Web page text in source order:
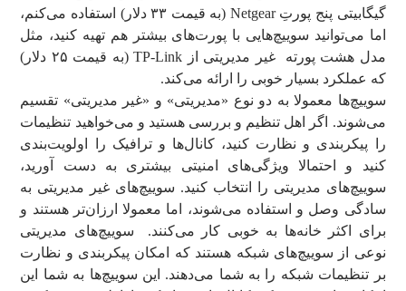
گیگابیتی پنج پورتِ Netgear (به قیمت ۳۳ دلار) استفاده می‌کنم،
اما می‌توانید سوییچ‌هایی با پورت‌های بیشتر هم تهیه کنید، مثل
مدل هشت پورته‌ غیر مدیریتی از TP-Link (به قیمت ۲۵ دلار)
که عملکرد بسیار خوبی را ارائه می‌کند.
سوییچ‌ها معمولا به دو نوع «مدیریتی» و «غیر مدیریتی» تقسیم
می‌شوند. اگر اهل تنظیم و بررسی هستید و می‌خواهید تنظیمات
را پیکربندی و نظارت کنید، کانال‌ها و ترافیک را اولویت‌بندی
کنید و احتمالا ویژگی‌های امنیتی بیشتری به دست آورید،
سوییچ‌های مدیریتی را انتخاب کنید. سوییچ‌های غیر مدیریتی به
سادگی وصل و استفاده می‌شوند، اما معمولا ارزان‌تر هستند و
برای اکثر خانه‌ها به خوبی کار می‌کنند. سوییچ‌های مدیریتی
نوعی از سوییچ‌های شبکه هستند که امکان پیکربندی و نظارت
بر تنظیمات شبکه را به شما می‌دهند. این سوییچ‌ها به شما این